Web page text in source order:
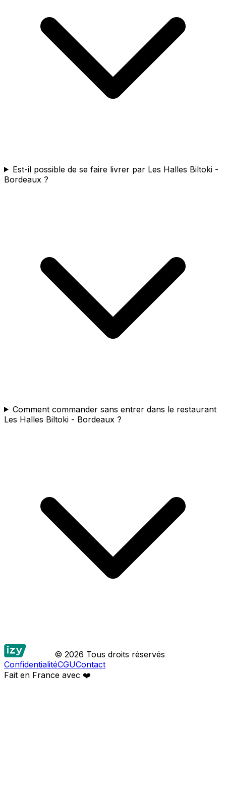
Est-il possible de se faire livrer par Les Halles Biltoki -
Bordeaux ?
Comment commander sans entrer dans le restaurant
Les Halles Biltoki - Bordeaux ?
© 2026 Tous droits réservés
ConfidentialitéCGUContact
Fait en France avec ❤️